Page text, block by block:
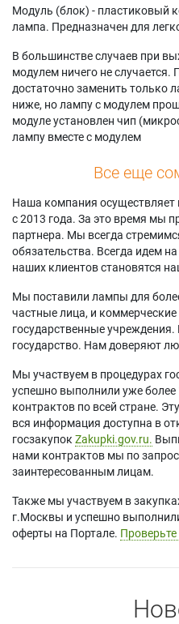
Модуль (блок) - пластиковый
лампа. Предназначен для
В большинстве случаев при
модулем ничего не
достаточно заменить только
ниже, но лампу с модулем
модуле установлен чип
лампу вместе с модулем
Все еще
Наша компания осуществляет
с 2013 года. За это время мы
партнера. Мы всегда
обязательства. Всегда идем
наших клиентов становятся
Мы поставили лампы для
частные лица, и коммерческие
государственные
государство. Нам доверяют
Мы участвуем в процедурах
успешно выполнили уже более
контрактов по всей стране.
вся информация доступна в
госзакупок Zakupki.gov.ru.
нами контрактов мы по
заинтересованным лицам.
Также мы участвуем в
г.Москвы и успешно
оферты на Портале.